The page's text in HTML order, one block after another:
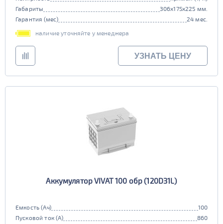
Габариты
306x175x225 мм.
Гарантия (мес)
24 мес.
наличие уточняйте у менеджера
УЗНАТЬ ЦЕНУ
Аккумулятор VIVAT 100 обр (120D31L)
Емкость (Ач)
100
Пусковой ток (А)
860